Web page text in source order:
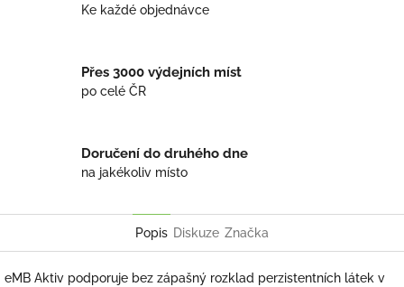
Ke každé objednávce
Přes 3000 výdejních míst
po celé ČR
Doručení do druhého dne
na jakékoliv místo
Popis Diskuze Značka
eMB Aktiv podporuje bez zápašný rozklad perzistentních látek v